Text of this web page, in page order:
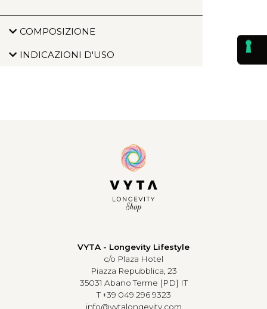
COMPOSIZIONE
INDICAZIONI D'USO
VYTA - Longevity Lifestyle
c/o Plaza Hotel
Piazza Repubblica, 23
35031 Abano Terme [PD] IT
T +39 049 296 9323
info@vytalongevity.com